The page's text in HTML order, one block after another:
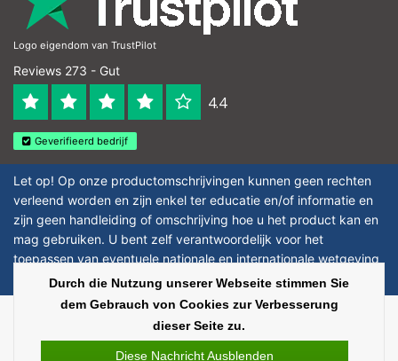
Logo eigendom van TrustPilot
Reviews 273 - Gut
4.4
Geverifieerd bedrijf
Let op! Op onze productomschrijvingen kunnen geen rechten
verleend worden en zijn enkel ter educatie en/of informatie en
zijn geen handleiding of omschrijving hoe u het product kan en
mag gebruiken. U bent zelf verantwoordelijk voor het
toepassen van eventuele nationale en internationale wetgeving
omtrent het gebruik van chemicaliën.
InStijl Media | Alle Preise verstehen sich ohne
Durch die Nutzung unserer Webseite stimmen Sie
dem Gebrauch von Cookies zur Verbesserung
dieser Seite zu.
Diese Nachricht Ausblenden